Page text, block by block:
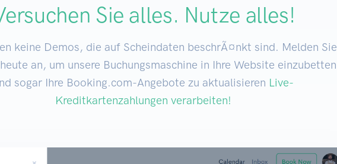
Sie alles. Nutze alles!
keine Demos, die auf Scheindaten beschrÃ¤nkt sind. Melden Sie
an, um unsere Buchungsmaschine in Ihre Website einzubetten
sogar Ihre Booking.com-Angebote zu aktualisieren Live-
Kreditkartenzahlungen verarbeiten!